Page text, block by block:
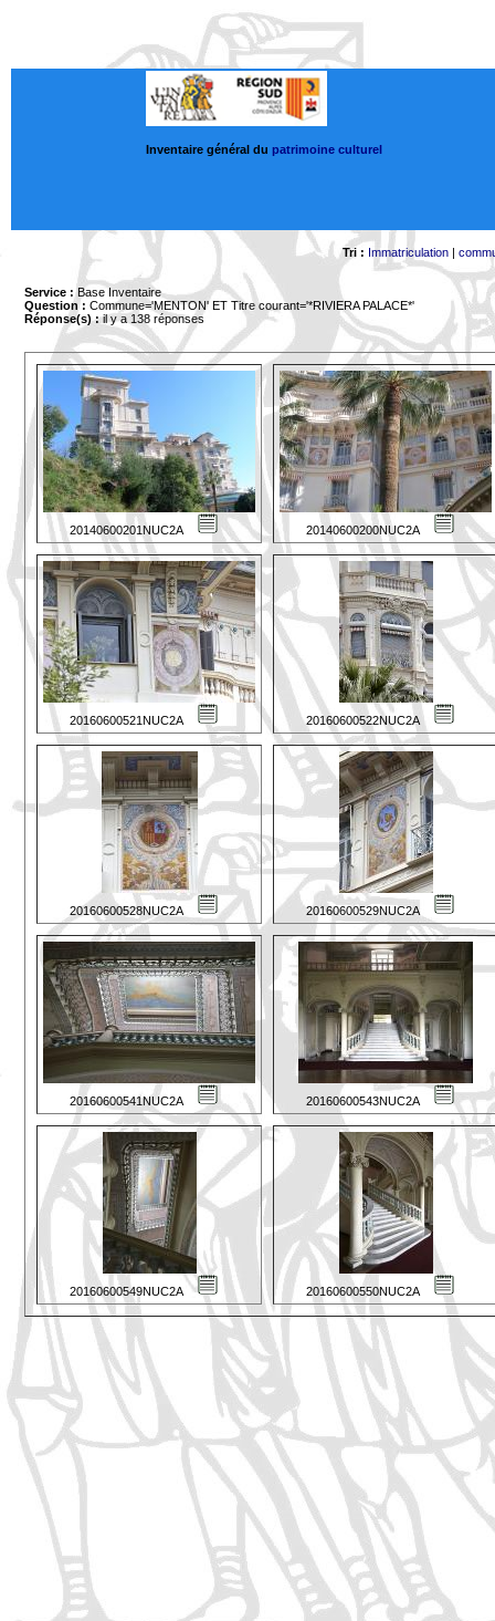
Inventaire général du patrimoine culturel
Tri : Immatriculation|
Service : Base Inventaire
Question : Commune='MENTON' ET Titre courant='*RIVIERA PALACE*'
Réponse(s) :il y a 138 réponses
20140600201NUC2A 20140600200NUC2A
20160600521NUC2A 20160600522NUC2A
20160600528NUC2A 20160600529NUC2A
20160600541NUC2A 20160600543NUC2A
20160600549NUC2A 20160600550NUC2A